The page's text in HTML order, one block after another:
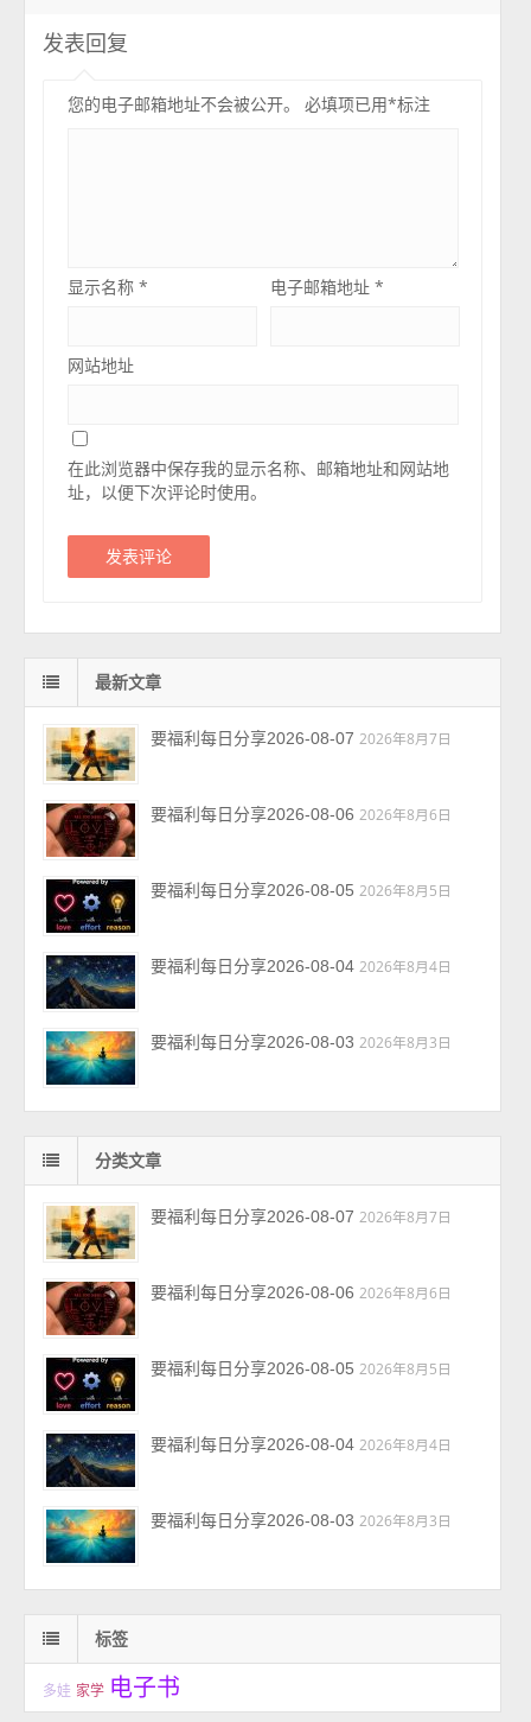
发表回复
您的电子邮箱地址不会被公开。 必填项已用*标注
显示名称* 电子邮箱地址*
网站地址
在此浏览器中保存我的显示名称、邮箱地址和网站地
址，以便下次评论时使用。
最新文章
要福利每日分享2026-08-07 2026年8月7日
要福利每日分享2026-08-06 2026年8月6日
要福利每日分享2026-08-05 2026年8月5日
要福利每日分享2026-08-04 2026年8月4日
要福利每日分享2026-08-03 2026年8月3日
分类文章
要福利每日分享2026-08-07 2026年8月7日
要福利每日分享2026-08-06 2026年8月6日
要福利每日分享2026-08-05 2026年8月5日
要福利每日分享2026-08-04 2026年8月4日
要福利每日分享2026-08-03 2026年8月3日
标签
多娃 家学 电子书